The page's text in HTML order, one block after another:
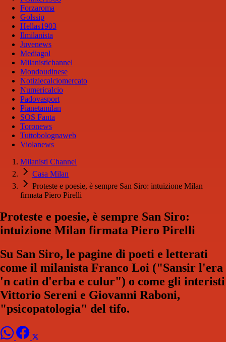
Forzaroma
Golssip
Hellas1903
Ilmilanista
Juvenews
Mediagol
Milanistichannel
Mondoudinese
Notiziecalciomercato
Numericalcio
Padovasport
Pianetamilan
SOS Fanta
Toronews
Tuttobolognaweb
Violanews
Milanisti Channel
Casa Milan
Proteste e poesie, è sempre San Siro: intuizione Milan
firmata Piero Pirelli
Proteste e poesie, è sempre San Siro:
intuizione Milan firmata Piero Pirelli
Su San Siro, le pagine di poeti e letterati
come il milanista Franco Loi ("Sansir l'era
'n catin d'erba e culur") o come gli interisti
Vittorio Sereni e Giovanni Raboni,
"psicopatologia" del tifo.